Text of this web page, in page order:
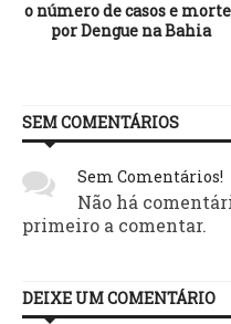
o número de casos e
por Dengue na Bahia
SEM COMENTÁRIOS
Sem Comentários!
Não há
primeiro a comentar.
DEIXE UM COMENTÁRIO